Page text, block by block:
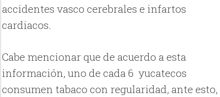
accidentes vasco cerebrales e infartos
cardiacos.
Cabe mencionar que de acuerdo a esta
información, uno de cada 6 yucatecos
consumen tabaco con regularidad, ante esto,